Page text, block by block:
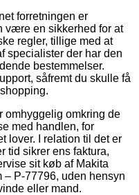
forretningen er
være en sikkerhed for at
regler, tillige med at
specialister der har den
bestemmelser.
såfremt du skulle få
omhyggelig omkring de
med handlen, for
lover. I relation til det er
tid sikrer ens faktura,
sit køb af Makita
– P-77796, uden hensyn
eller mand.